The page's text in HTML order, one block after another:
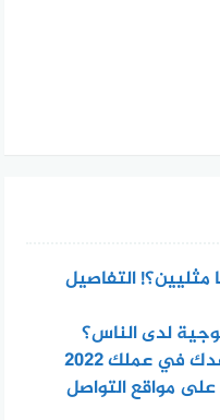
مثليين؟! التفاصيل
لدى الناس؟
في عملك 2022
مواقع التواصل